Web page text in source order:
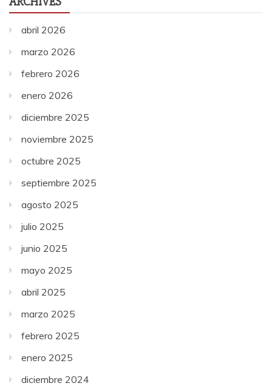
abril 2026
marzo 2026
febrero 2026
enero 2026
diciembre 2025
noviembre 2025
octubre 2025
septiembre 2025
agosto 2025
julio 2025
junio 2025
mayo 2025
abril 2025
marzo 2025
febrero 2025
enero 2025
diciembre 2024